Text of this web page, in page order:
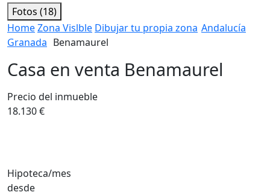
Fotos (18)
HomeZona Vislble Dibujar tu propia zona Andalucía
Granada Benamaurel
Casa en venta Benamaurel
Precio del inmueble
18.130 €
Hipoteca/mes
desde